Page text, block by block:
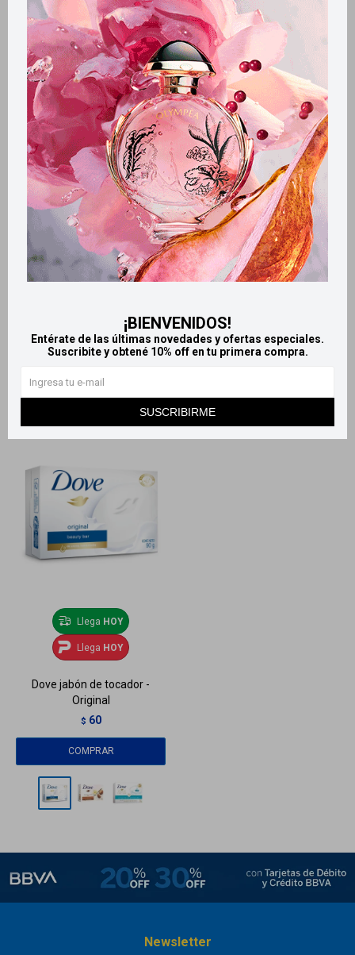
¡BIENVENIDOS!
Entérate de las últimas novedades y ofertas especiales.
Suscribite y obtené 10% off en tu primera compra.
SUSCRIBIRME
Llega HOY
HOY
Jabón Dove Original 135 G
$ 184
LlegaHOY
LlegaHOY
Jabón en Barra Dove Original
$ 474
Llega HOY
Llega HOY
Dove jabón de tocador -
Original
$ 60
Newsletter